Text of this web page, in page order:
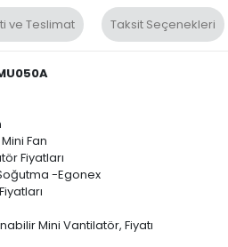
ve Teslimat Taksit Seçenekleri
Fan
Fiyatları
-Egonex
Mini Vantilatör, Fiyatı